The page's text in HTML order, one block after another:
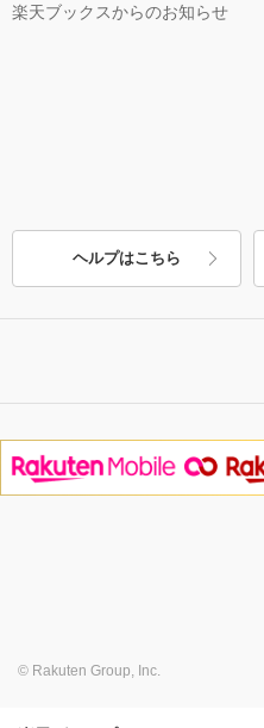
楽天ブックスからのお知らせ
ヘルプはこちら
© Rakuten Group, Inc.